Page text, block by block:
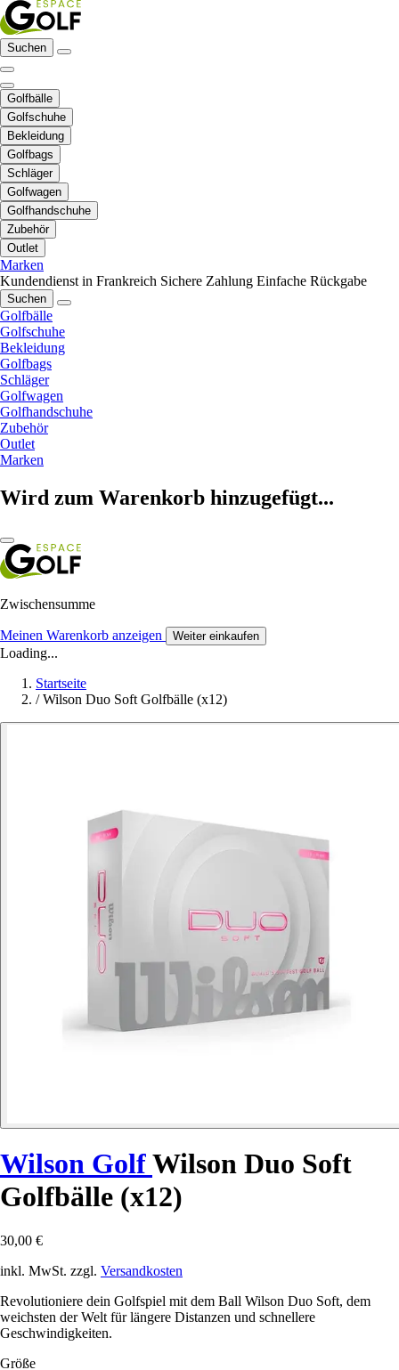
Suchen
Golfbälle
Golfschuhe
Bekleidung
Golfbags
Schläger
Golfwagen
Golfhandschuhe
Zubehör
Outlet
Marken
Kundendienst in Frankreich Sichere Zahlung Einfache Rückgabe
Suchen
Golfbälle
Golfschuhe
Bekleidung
Golfbags
Schläger
Golfwagen
Golfhandschuhe
Zubehör
Outlet
Marken
Wird zum Warenkorb hinzugefügt...
Zwischensumme
Meinen Warenkorb anzeigen Weiter einkaufen
Loading...
Startseite
/ Wilson Duo Soft Golfbälle (x12)
Wilson GolfWilson Duo Soft
Golfbälle (x12)
30,00 €
inkl. MwSt. zzgl. Versandkosten
Revolutioniere dein Golfspiel mit dem Ball Wilson Duo Soft, dem
weichsten der Welt für längere Distanzen und schnellere
Geschwindigkeiten.
Größe